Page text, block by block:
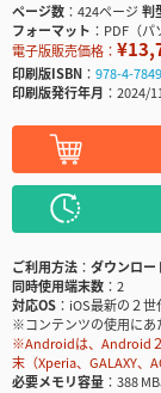
ページ数
424ページ判
フォーマット
PDF（パ
電子版販売価格：
印刷版ISBN
978-4-
印刷版発行年月
2024/11
ご利用方法
ダウンロー
同時使用端末数
2
対応OS
iOS最新の２
※コンテンツの使用に
※Androidは、Android２
末（Xperia、GALAXY、
必要メモリ容量
388